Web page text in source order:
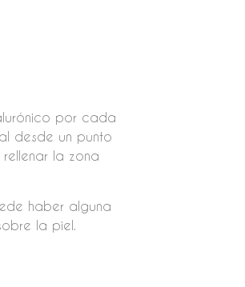
por cada
desde un punto
la zona
haber alguna
la piel.